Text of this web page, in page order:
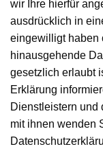
wir Ihre hierfür
ausdrücklich in
eingewilligt haben
hinausgehende
gesetzlich erlaubt
Erklärung
Dienstleistern und
mit ihnen wenden